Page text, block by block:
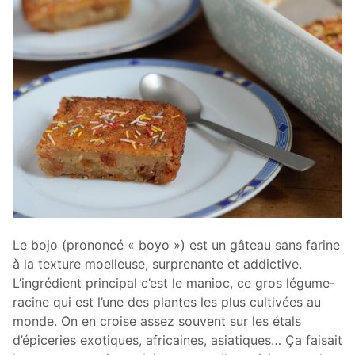
Le bojo (prononcé « boyo ») est un gâteau sans farine
à la texture moelleuse, surprenante et addictive.
L’ingrédient principal c’est le manioc, ce gros légume-
racine qui est l’une des plantes les plus cultivées au
monde. On en croise assez souvent sur les étals
d’épiceries exotiques, africaines, asiatiques… Ça faisait